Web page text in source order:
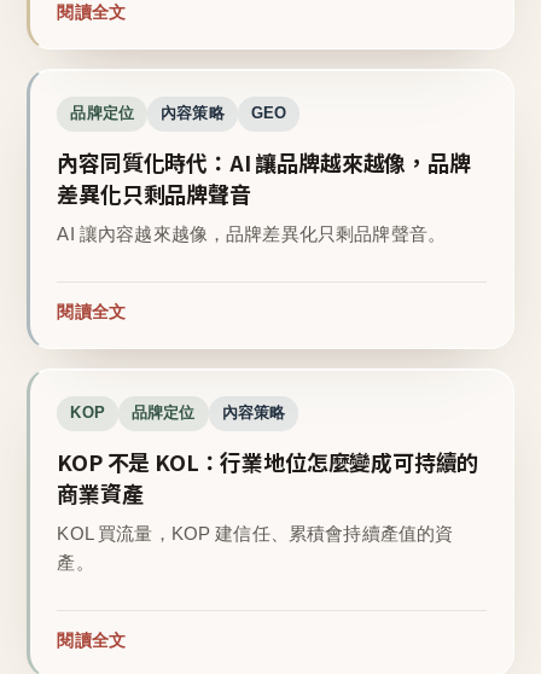
閱讀全文
品牌定位 內容策略 GEO
內容同質化時代：AI 讓品牌越來越像，品牌
差異化只剩品牌聲音
AI 讓內容越來越像，品牌差異化只剩品牌聲音。
閱讀全文
KOP 品牌定位 內容策略
KOP 不是 KOL：行業地位怎麼變成可持續的
商業資產
KOL 買流量，KOP 建信任、累積會持續產值的資
產。
閱讀全文